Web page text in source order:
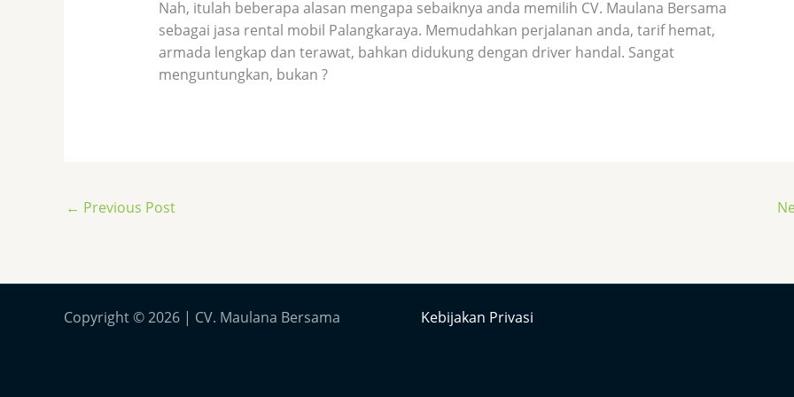
Nah, itulah beberapa alasan mengapa sebaiknya anda memilih CV. Maulana Bersama
sebagai jasa rental mobil Palangkaraya. Memudahkan perjalanan anda, tarif hemat,
armada lengkap dan terawat, bahkan didukung dengan driver handal. Sangat
menguntungkan, bukan ?
← Previous Post
Copyright © 2026 | CV. Maulana Bersama Kebijakan Privasi